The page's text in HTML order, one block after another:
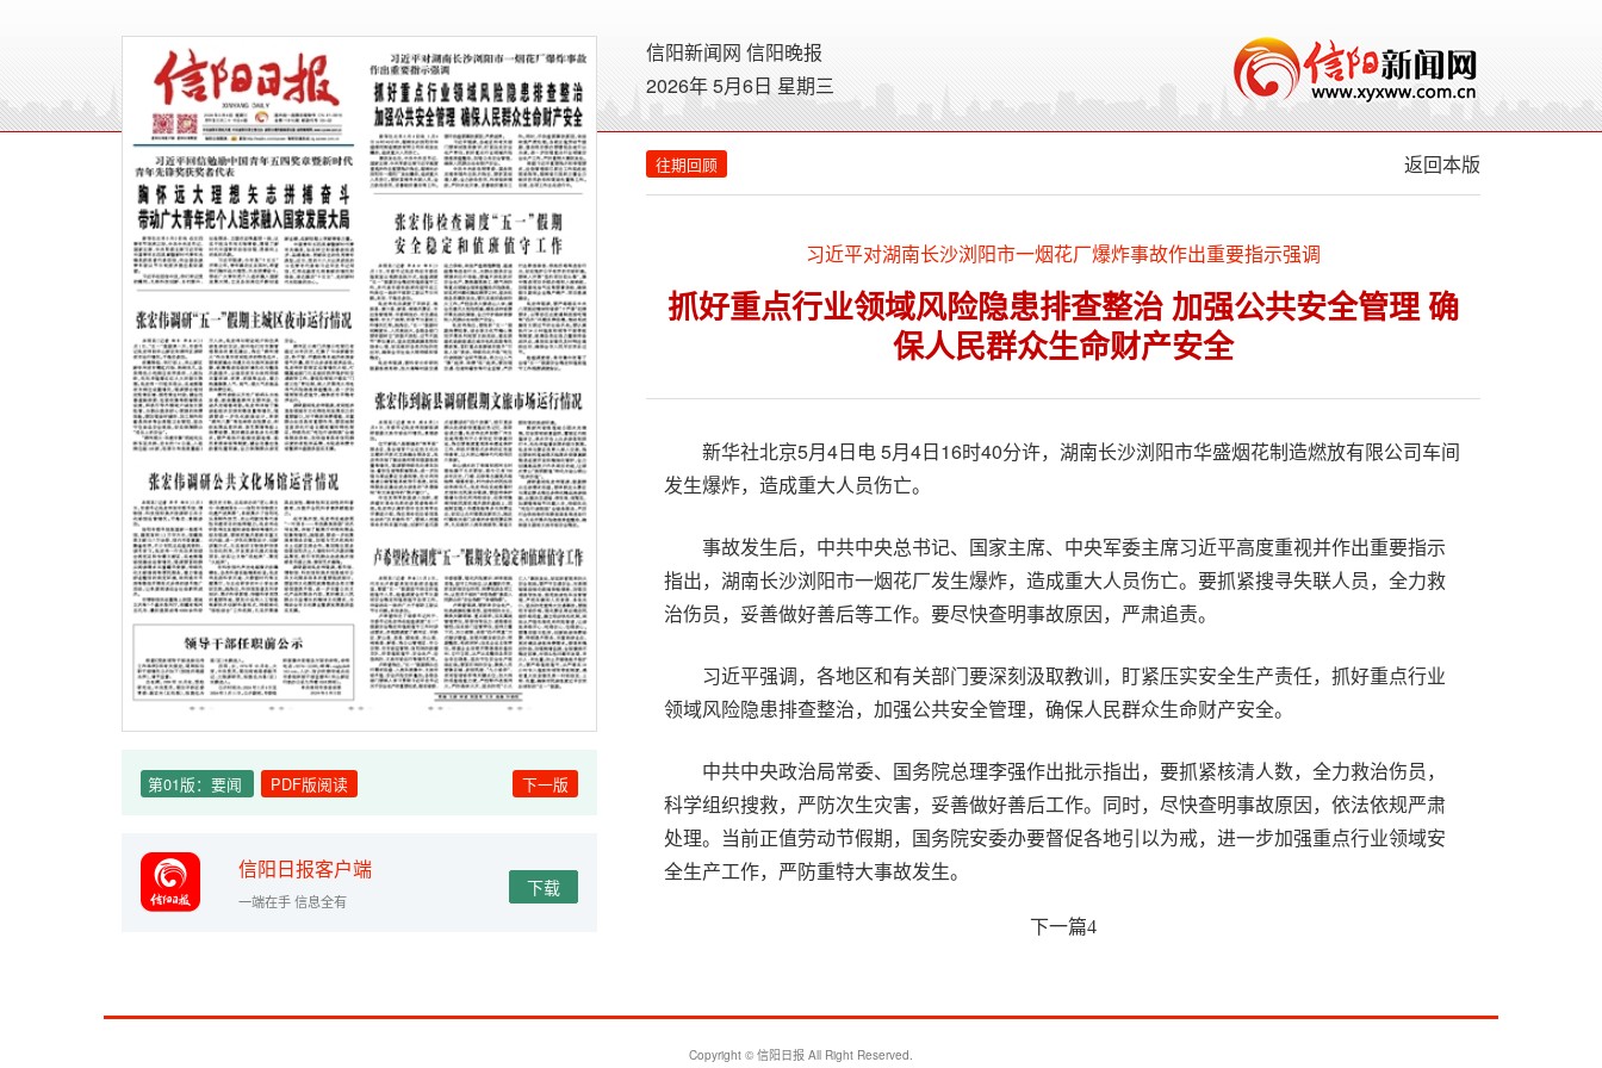
第01版：要闻 PDF版阅读 下一版
信阳日报客户端
一端在手 信息全有
下载
信阳新闻网 信阳晚报
2026年 5月6日 星期三
往期回顾 返回本版
习近平对湖南长沙浏阳市一烟花厂爆炸事故作出重要指示强调
抓好重点行业领域风险隐患排查整治 加强公共安全管理 确
保人民群众生命财产安全
新华社北京5月4日电 5月4日16时40分许，湖南长沙浏阳市华盛烟花制造燃放有限公司车间
发生爆炸，造成重大人员伤亡。
事故发生后，中共中央总书记、国家主席、中央军委主席习近平高度重视并作出重要指示
指出，湖南长沙浏阳市一烟花厂发生爆炸，造成重大人员伤亡。要抓紧搜寻失联人员，全力救
治伤员，妥善做好善后等工作。要尽快查明事故原因，严肃追责。
习近平强调，各地区和有关部门要深刻汲取教训，盯紧压实安全生产责任，抓好重点行业
领域风险隐患排查整治，加强公共安全管理，确保人民群众生命财产安全。
中共中央政治局常委、国务院总理李强作出批示指出，要抓紧核清人数，全力救治伤员，
科学组织搜救，严防次生灾害，妥善做好善后工作。同时，尽快查明事故原因，依法依规严肃
处理。当前正值劳动节假期，国务院安委办要督促各地引以为戒，进一步加强重点行业领域安
全生产工作，严防重特大事故发生。
根据习近平重要指示和李强要求，应急管理部已派出工作组赶赴现场指导。湖南省已组织
下一篇4
Copyright © 信阳日报 All Right Reserved.